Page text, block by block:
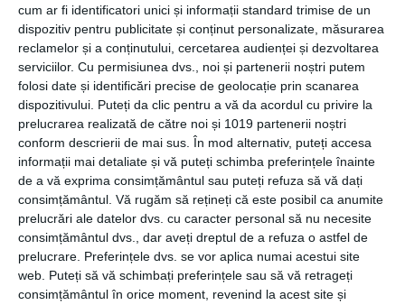
cum ar fi identificatori unici și informații standard trimise de un
dispozitiv pentru publicitate și conținut personalizate, măsurarea
reclamelor și a conținutului, cercetarea audienței și dezvoltarea
serviciilor. Cu permisiunea dvs., noi și partenerii noștri putem
folosi date și identificări precise de geolocație prin scanarea
dispozitivului. Puteți da clic pentru a vă da acordul cu privire la
prelucrarea realizată de către noi și 1019 partenerii noștri
conform descrierii de mai sus. În mod alternativ, puteți accesa
informații mai detaliate și vă puteți schimba preferințele înainte
de a vă exprima consimțământul sau puteți refuza să vă dați
consimțământul. Vă rugăm să rețineți că este posibil ca anumite
prelucrări ale datelor dvs. cu caracter personal să nu necesite
consimțământul dvs., dar aveți dreptul de a refuza o astfel de
prelucrare. Preferințele dvs. se vor aplica numai acestui site
web. Puteți să vă schimbați preferințele sau să vă retrageți
consimțământul în orice moment, revenind la acest site și
Dacă banca ți-a aprobat creditul, mai aștepți puțin până
sărbătorești. Urmează drumul la notar. Banca trimite
suma împrumutată, tu vii cu avansul, dacă e cazul, iar
notarul distribuie banii după semnarea actului de vânzare
și se ocupă de conformitatea tuturor documentelor.
Acum e momentul să scoți șampania. Ai luat creditul, ai
semnat actele, ești proprietar de casă! Dacă lucrezi cu o
bancă bună, tot procesul acesta decurge lin și fără
probleme. Specialiștii Credit Europe Bank, de exemplu,
sunt pregătiți să te îndrume către cele mai bune soluții
financiare pentru casa visurilor tale.